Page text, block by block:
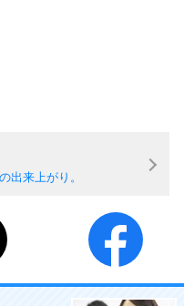
出来上がり。